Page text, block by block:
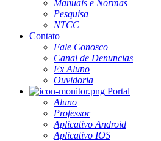
Manuais e Normas
Pesquisa
NTCC
Contato
Fale Conosco
Canal de Denuncias
Ex Aluno
Ouvidoria
Portal
Aluno
Professor
Aplicativo Android
Aplicativo IOS